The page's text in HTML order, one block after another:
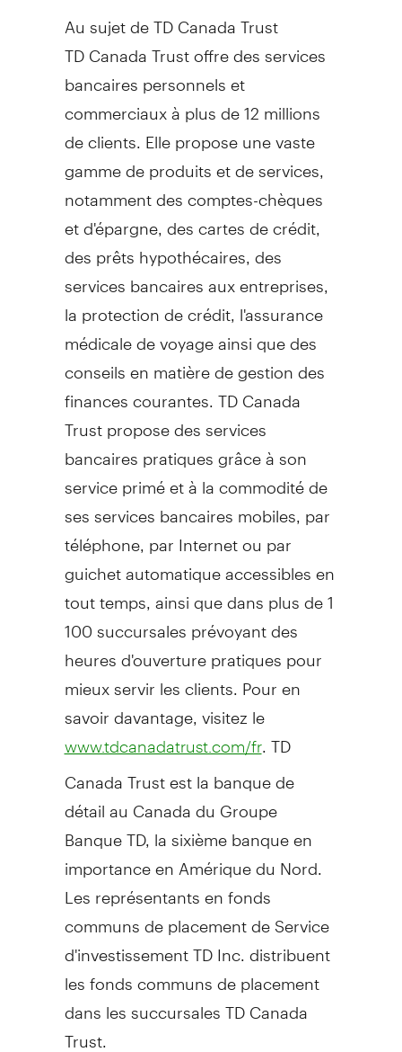
Au sujet de TD Canada Trust
TD Canada Trust offre des services
bancaires personnels et
commerciaux à plus de 12 millions
de clients. Elle propose une vaste
gamme de produits et de services,
notamment des comptes-chèques
et d'épargne, des cartes de crédit,
des prêts hypothécaires, des
services bancaires aux entreprises,
la protection de crédit, l'assurance
médicale de voyage ainsi que des
conseils en matière de gestion des
finances courantes. TD Canada
Trust propose des services
bancaires pratiques grâce à son
service primé et à la commodité de
ses services bancaires mobiles, par
téléphone, par Internet ou par
guichet automatique accessibles en
tout temps, ainsi que dans plus de 1
100 succursales prévoyant des
heures d'ouverture pratiques pour
mieux servir les clients. Pour en
savoir davantage, visitez le
www.tdcanadatrust.com/fr. TD
Canada Trust est la banque de
détail au Canadadu Groupe
Banque TD, la sixième banque en
importance en Amérique du Nord.
Les représentants en fonds
communs de placement de Service
d'investissement TD Inc. distribuent
les fonds communs de placement
dans les succursales TD Canada
Trust.